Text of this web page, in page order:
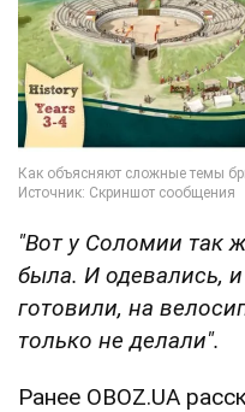
"Вот у Соломии так
была. И одевались,
готовили, на
только не делали".
Ранее OBOZ.UA